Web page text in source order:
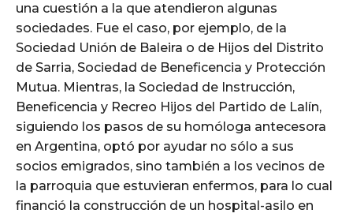
una cuestión a la que atendieron algunas
sociedades. Fue el caso, por ejemplo, de la
Sociedad Unión de Baleira o de Hijos del Distrito
de Sarria, Sociedad de Beneficencia y Protección
Mutua. Mientras, la Sociedad de Instrucción,
Beneficencia y Recreo Hijos del Partido de Lalín,
siguiendo los pasos de su homóloga antecesora
en Argentina, optó por ayudar no sólo a sus
socios emigrados, sino también a los vecinos de
la parroquia que estuvieran enfermos, para lo cual
financió la construcción de un hospital-asilo en